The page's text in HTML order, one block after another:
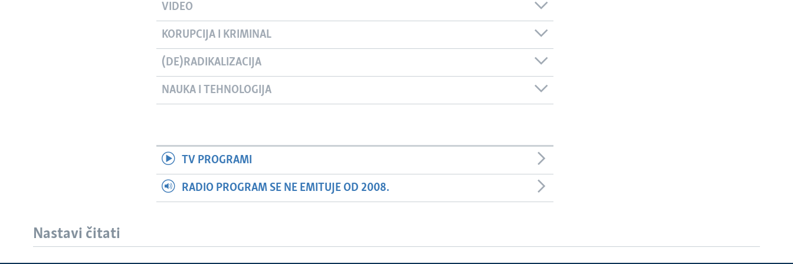
VIDEO
KORUPCIJA I KRIMINAL
(DE)RADIKALIZACIJA
NAUKA I TEHNOLOGIJA
TV PROGRAMI
RADIO PROGRAM SE NE EMITUJE OD 2008.
Nastavi čitati